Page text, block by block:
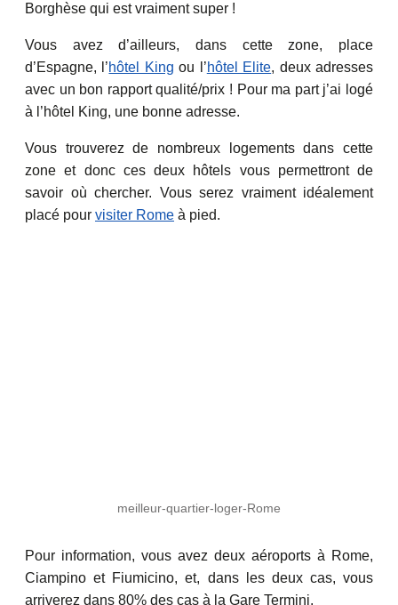
Borghèse qui est vraiment super !
Vous avez d’ailleurs, dans cette zone, place
d’Espagne, l’hôtel King ou l’hôtel Elite, deux adresses
avec un bon rapport qualité/prix ! Pour ma part j’ai logé
à l’hôtel King, une bonne adresse.
Vous trouverez de nombreux logements dans cette
zone et donc ces deux hôtels vous permettront de
savoir où chercher. Vous serez vraiment idéalement
placé pour visiter Rome à pied.
meilleur-quartier-loger-Rome
Pour information, vous avez deux aéroports à Rome,
Ciampino et Fiumicino, et, dans les deux cas, vous
arriverez dans 80% des cas à la Gare Termini.